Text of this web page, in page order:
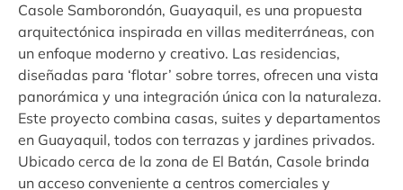
Casole Samborondón, Guayaquil, es una propuesta
arquitectónica inspirada en villas mediterráneas, con
un enfoque moderno y creativo. Las residencias,
diseñadas para ‘flotar’ sobre torres, ofrecen una vista
panorámica y una integración única con la naturaleza.
Este proyecto combina casas, suites y departamentos
en Guayaquil, todos con terrazas y jardines privados.
Ubicado cerca de la zona de El Batán, Casole brinda
un acceso conveniente a centros comerciales y